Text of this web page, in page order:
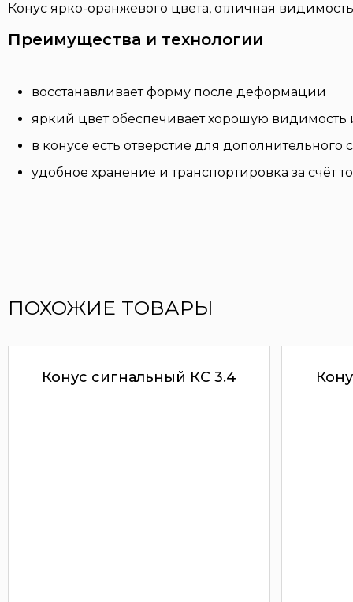
Конус ярко-оранжевого цвета, отличная
Преимущества и технологии
восстанавливает форму после деформации
яркий цвет обеспечивает хорошую видимость
в конусе есть отверстие для
удобное хранение и транспортировка за счёт
ПОХОЖИЕ ТОВАРЫ
Конус сигнальный КС 3.4